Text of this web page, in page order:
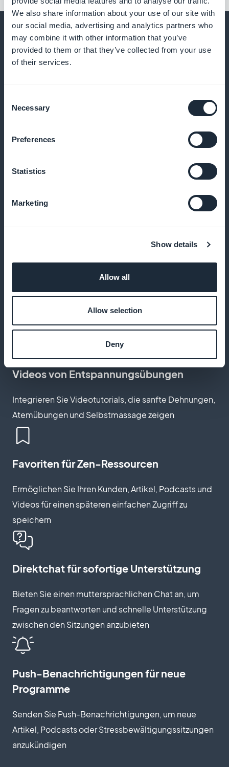
We also share information about your use of our site with
our social media, advertising and analytics partners who
may combine it with other information that you’ve
provided to them or that they’ve collected from your use
of their services.
Selection
Necessary
Preferences
Statistics
Marketing
Show details
Allow all
Allow selection
Deny
Und viele andere Dinge
von Stress, Entspannung und Präventionsstrategien
Bieten Sie Audioaufnahmen an, die Ihre Klienten
durch Meditations- und Achtsamkeitssitzungen
führen
Videos von Entspannungsübungen
Integrieren Sie Videotutorials, die sanfte Dehnungen,
Atemübungen und Selbstmassage zeigen
Favoriten für Zen-Ressourcen
Ermöglichen Sie Ihren Kunden, Artikel, Podcasts und
Videos für einen späteren einfachen Zugriff zu
speichern
Direktchat für sofortige Unterstützung
Bieten Sie einen muttersprachlichen Chat an, um
Fragen zu beantworten und schnelle Unterstützung
zwischen den Sitzungen anzubieten
Push-Benachrichtigungen für neue
Programme
Senden Sie Push-Benachrichtigungen, um neue
Artikel, Podcasts oder Stressbewältigungssitzungen
anzukündigen